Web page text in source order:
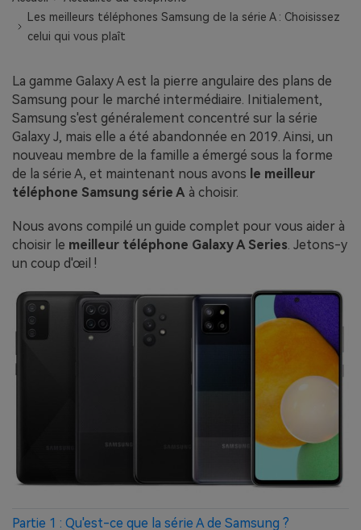
EXPLOREZ PLUS DE SUJETS
Plan Éducation
Les meilleurs téléphones Samsung de la série A : Choisissez
celui qui vous plaît
La gamme Galaxy A est la pierre angulaire des plans de
Samsung pour le marché intermédiaire. Initialement,
Samsung s'est généralement concentré sur la série
Galaxy J, mais elle a été abandonnée en 2019. Ainsi, un
nouveau membre de la famille a émergé sous la forme
de la série A, et maintenant nous avons le meilleur
téléphone Samsung série A à choisir.
Nous avons compilé un guide complet pour vous aider à
choisir le meilleur téléphone Galaxy A Series. Jetons-y
un coup d'œil !
Partie 1 : Qu'est-ce que la série A de Samsung ?